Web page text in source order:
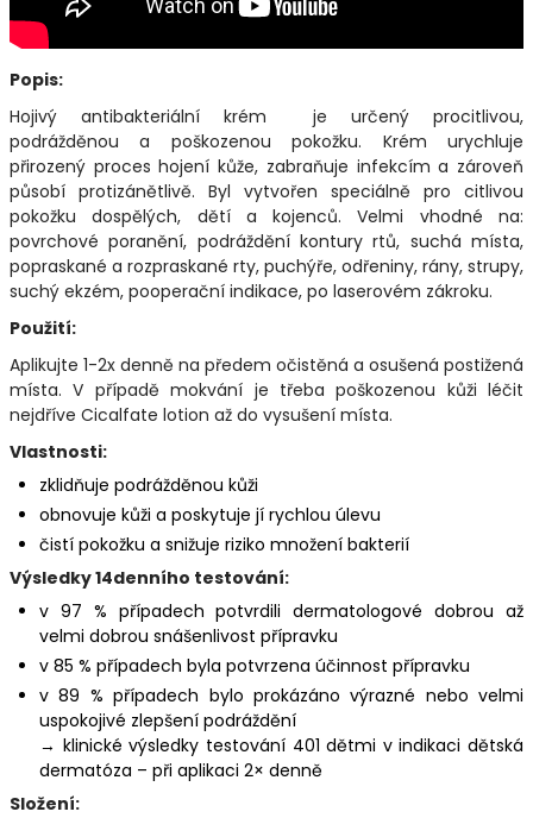
Popis:
Hojivý antibakteriální krém je určený procitlivou,
podrážděnou a poškozenou pokožku. Krém urychluje
přirozený proces hojení kůže, zabraňuje infekcím a zároveň
působí protizánětlivě. Byl vytvořen speciálně pro citlivou
pokožku dospělých, dětí a kojenců. Velmi vhodné na:
povrchové poranění, podráždění kontury rtů, suchá místa,
popraskané a rozpraskané rty, puchýře, odřeniny, rány, strupy,
suchý ekzém, pooperační indikace, po laserovém zákroku.
Použití:
Aplikujte 1-2x denně na předem očistěná a osušená postižená
místa. V případě mokvání je třeba poškozenou kůži léčit
nejdříve Cicalfate lotion až do vysušení místa.
Vlastnosti:
zklidňuje podrážděnou kůži
obnovuje kůži a poskytuje jí rychlou úlevu
čistí pokožku a snižuje riziko množení bakterií
Výsledky 14denního testování:
v 97 % případech potvrdili dermatologové dobrou až
velmi dobrou snášenlivost přípravku
v 85 % případech byla potvrzena účinnost přípravku
v 89 % případech bylo prokázáno výrazné nebo velmi
uspokojivé zlepšení podráždění
→ klinické výsledky testování 401 dětmi v indikaci dětská
dermatóza – při aplikaci 2× denně
Složení: